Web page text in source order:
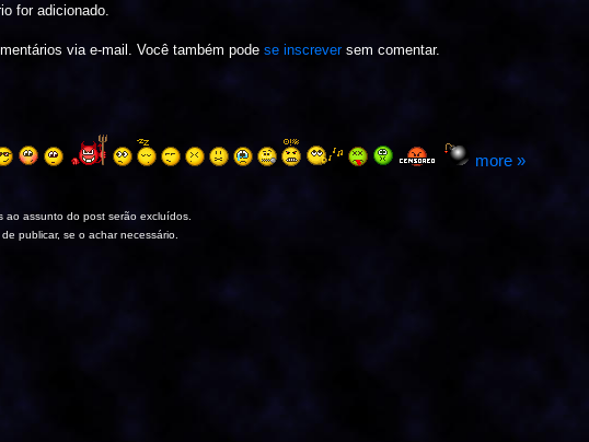
for adicionado.
via e-mail. Você também podese inscreversem comentar.
more »
ao assunto do post serão excluídos.
publicar, se o achar necessário.